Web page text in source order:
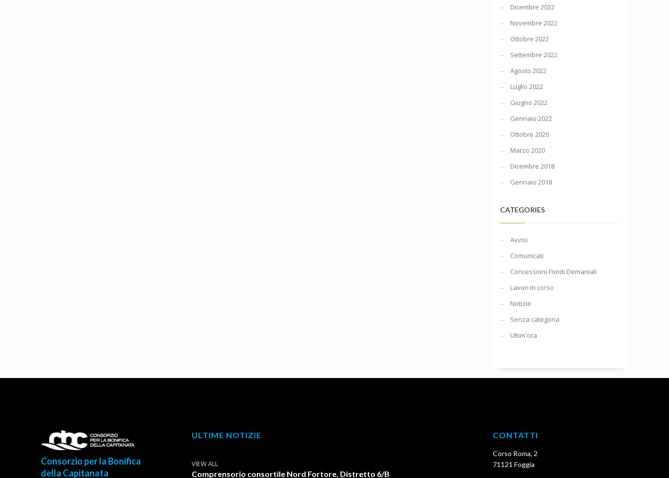
Dicembre 2022
Novembre 2022
Ottobre 2022
Settembre 2022
Agosto 2022
Luglio 2022
Giugno 2022
Gennaio 2022
Ottobre 2020
Marzo 2020
Dicembre 2018
Gennaio 2018
CATEGORIES
Avvisi
Comunicati
Concessioni Fondi Demaniali
Lavori in corso
Notizie
Senza categoria
Ultim'ora
Consorzio per la Bonifica
della Capitanata
ULTIME NOTIZIE
VIEW ALL
Comprensorio consortile Nord Fortore, Distretto 6/B
CONTATTI
Corso Roma, 2
71121 Foggia